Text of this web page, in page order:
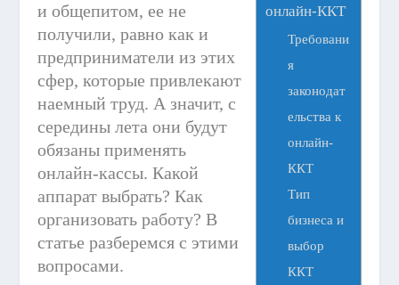
онлайн-ККТ
Требовани
я
законодат
ельства к
онлайн-
ККТ
Тип
бизнеса и
выбор
ККТ
и общепитом, ее не
получили, равно как и
предприниматели из этих
сфер, которые привлекают
наемный труд. А значит, с
середины лета они будут
обязаны применять
онлайн-кассы. Какой
аппарат выбрать? Как
организовать работу? В
статье разберемся с этими
вопросами.